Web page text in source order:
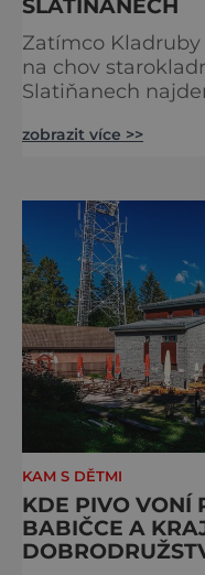
Zatímco
na chov
Slatiňanech
budově zámku se
některé
vojenství,
[caption
zobrazit více >>
KAM S DĚTMI
KDE PIVO VONÍ
BABIČCE A